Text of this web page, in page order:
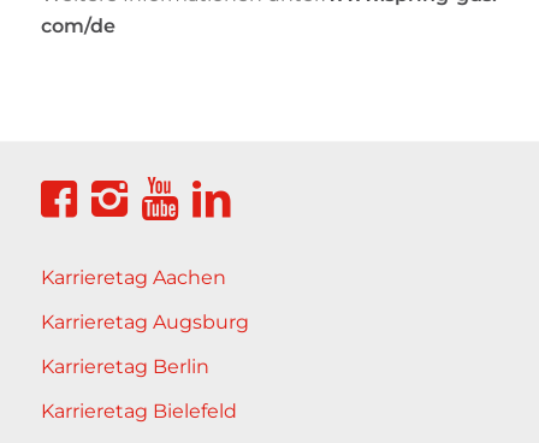
com/de
Karrieretag Aachen
Karrieretag Augsburg
Karrieretag Berlin
Karrieretag Bielefeld